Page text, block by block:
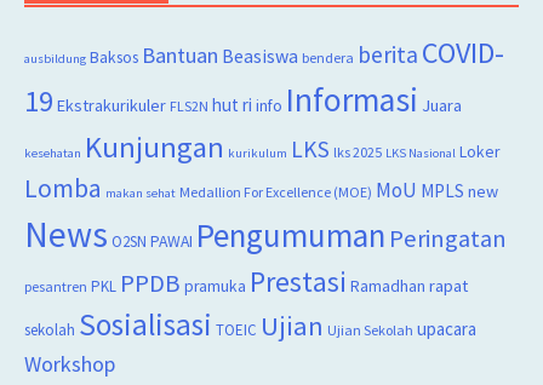
ausbildung Baksos Bantuan Beasiswa bendera berita COVID-
19 Ekstrakurikuler FLS2N hut ri info Informasi Juara
kesehatan Kunjungan kurikulum LKS lks 2025 LKS Nasional Loker
Lomba makan sehat Medallion For Excellence (MOE) MoU MPLS new
News O2SN PAWAI Pengumuman Peringatan
pesantren PKL PPDB pramuka Prestasi Ramadhan rapat
sekolah Sosialisasi TOEIC Ujian Ujian Sekolah upacara
Workshop